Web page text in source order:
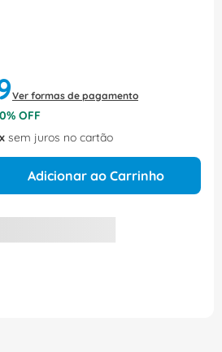
Ver formas de pagamento
% OFF
sem juros no cartão
Adicionar ao Carrinho